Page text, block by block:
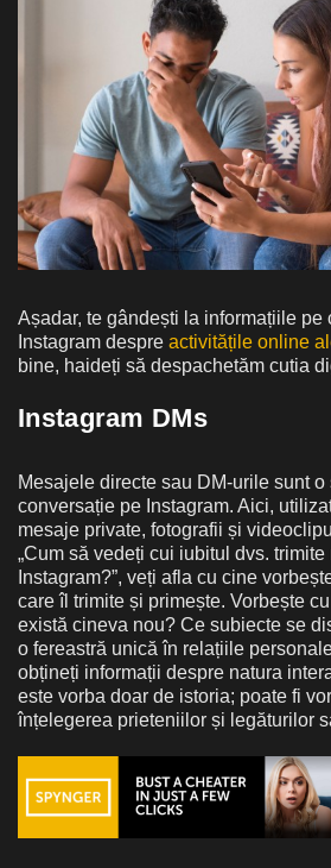
Așadar, te gândești la informațiile pe
Instagram despre activitățile online
bine, haideți să despachetăm cutia
Instagram DMs
Mesajele directe sau DM-urile sunt
conversație pe Instagram. Aici,
mesaje private, fotografii și
„Cum să vedeți cui iubitul dvs.
Instagram?”, veți afla cu cine
care îl trimite și primește. Vorbește
există cineva nou? Ce subiecte se
o fereastră unică în relațiile
obțineți informații despre natura
este vorba doar de istoria; poate fi
înțelegerea prieteniilor și legăturilor